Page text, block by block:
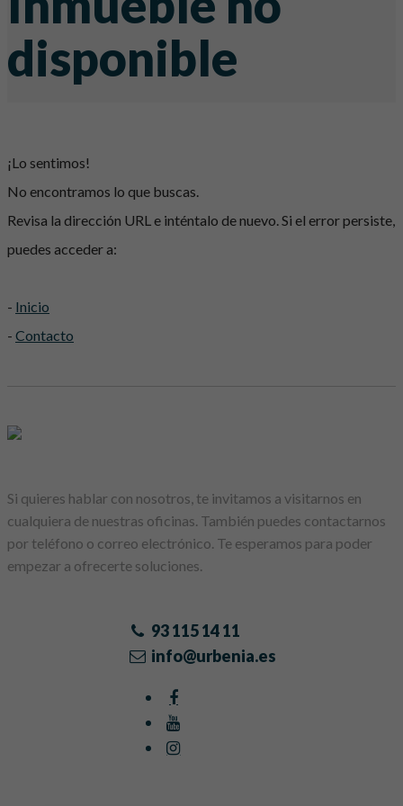
disponible
¡Lo sentimos!
No encontramos lo que buscas.
Revisa la dirección URL e inténtalo de nuevo. Si el error persiste,
puedes acceder a:
- Inicio
- Contacto
93 115 14 11
info@urbenia.es
Si quieres hablar con nosotros, te invitamos a visitarnos en
cualquiera de nuestras oficinas. También puedes contactarnos
por teléfono o correo electrónico. Te esperamos para poder
empezar a ofrecerte soluciones.